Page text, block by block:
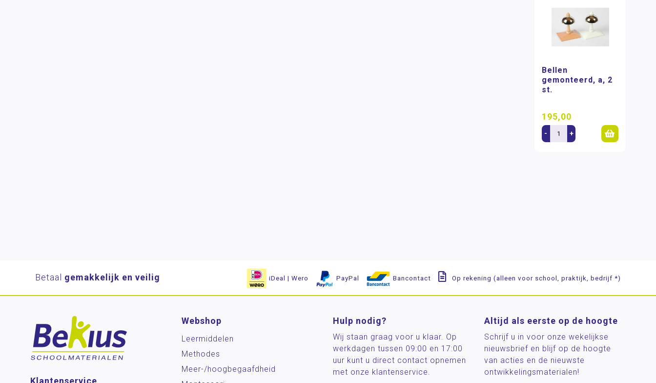
Bellen
gemonteerd, a, 2
st.
195,00
- +
Betaal gemakkelijk en veilig iDeal | Wero PayPal Bancontact Op rekening (alleen voor school, praktijk, bedrijf *)
Klantenservice
Webshop
Leermiddelen
Methodes
Meer-/hoog­begaafdheid
Hulp nodig?
Wij staan graag voor u klaar. Op
werkdagen tussen 09:00 en 17:00
uur kunt u direct contact opnemen
met onze klantenservice.
Altijd als eerste op de hoogte
Schrijf u in voor onze wekelijkse
nieuwsbrief en blijf op de hoogte
van acties en de nieuwste
ontwikkelingsmaterialen!